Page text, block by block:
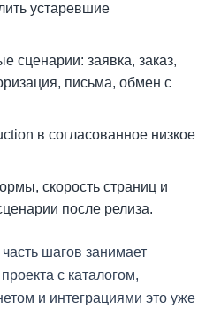
устаревшие
сценарии: заявка, заказ,
письма, обмен с
в согласованное низкое
скорость страниц и
после релиза.
шагов занимает
с каталогом,
и интеграциями это уже